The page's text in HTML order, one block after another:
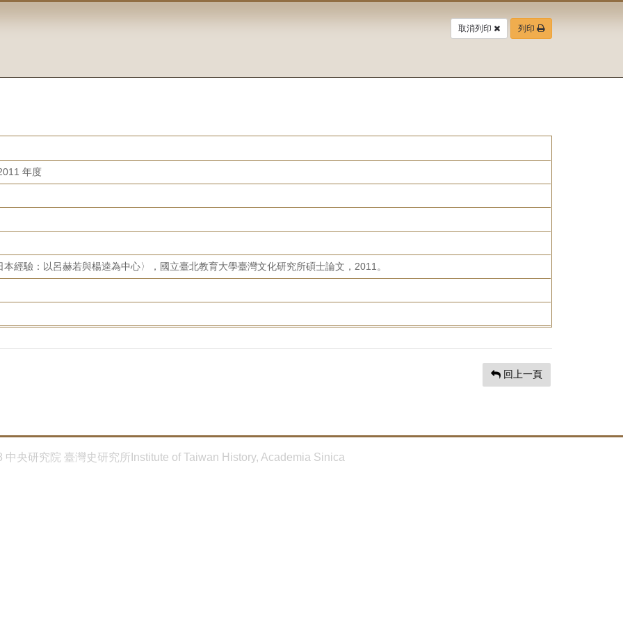
取消列印 列印
年度
本經驗：以呂赫若與楊逵為中心〉，國立臺北教育大學臺灣文化研究所碩士論文，2011。
回上一頁
中央研究院 臺灣史研究所Institute of Taiwan History, Academia Sinica